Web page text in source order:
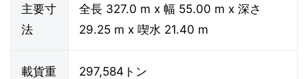
主要寸
法
全長 327.0 m x 幅 55.00 m x 深さ
29.25 m x 喫水 21.40 m
載貨重
297,584トン